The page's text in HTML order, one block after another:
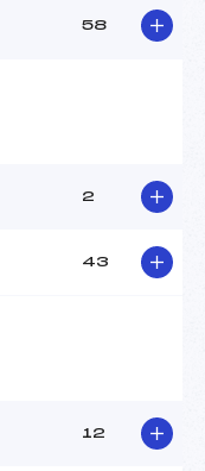
58
2
43
12